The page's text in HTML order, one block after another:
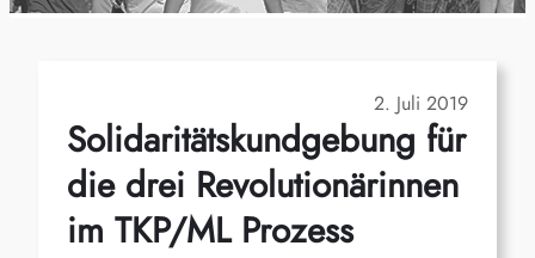
2. Juli 2019
Solidaritätskundgebung für
die drei Revolutionärinnen
im TKP/ML Prozess